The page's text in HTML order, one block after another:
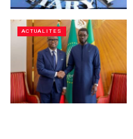
ACTUALITES